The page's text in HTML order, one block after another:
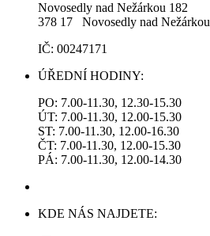
Novosedly nad Nežárkou 182
378 17 Novosedly nad Nežárkou
IČ: 00247171
ÚŘEDNÍ HODINY:
PO: 7.00-11.30, 12.30-15.30
ÚT: 7.00-11.30, 12.00-15.30
ST: 7.00-11.30, 12.00-16.30
ČT: 7.00-11.30, 12.00-15.30
PÁ: 7.00-11.30, 12.00-14.30
KDE NÁS NAJDETE: